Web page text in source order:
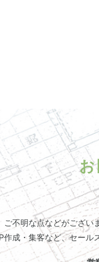
ご不明な点などがござい
作成・集客など、セール